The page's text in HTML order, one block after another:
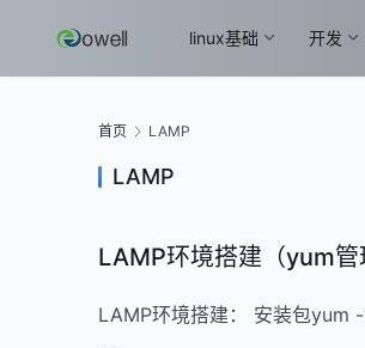
linux基础 开发
首页 LAMP
LAMP
LAMP环境搭建（yum
LAMP环境搭建： 安装包